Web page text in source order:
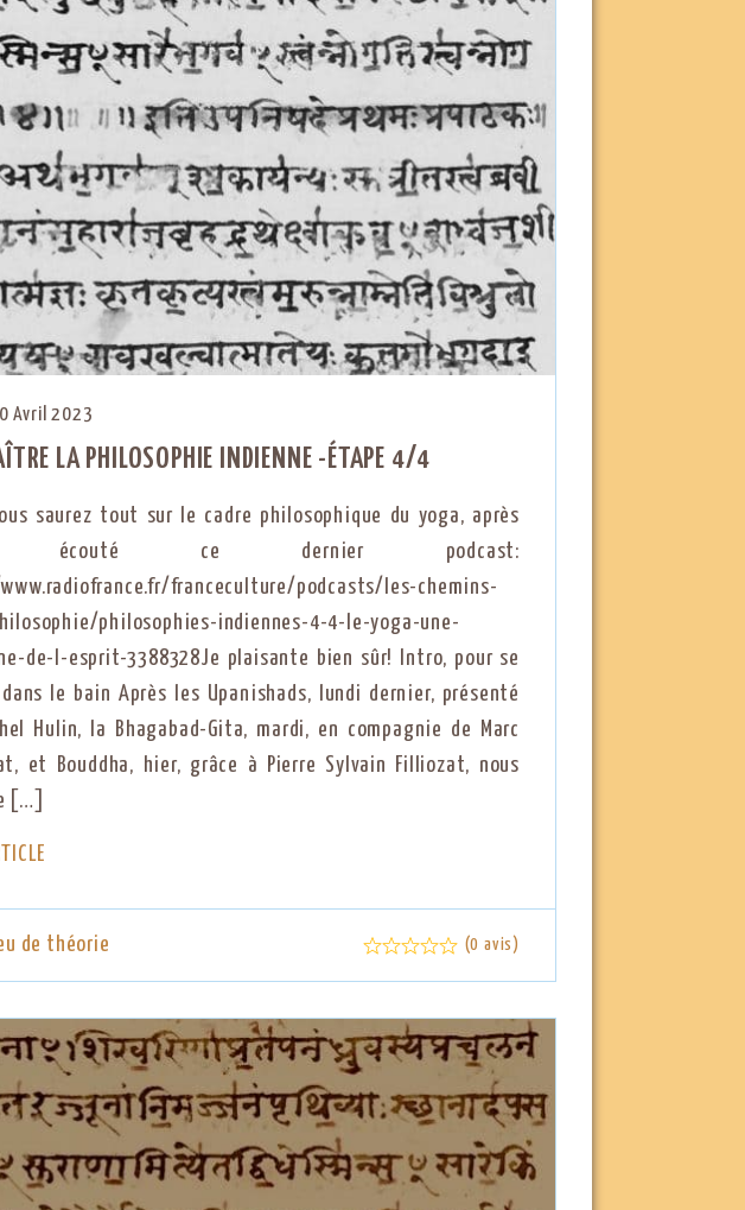
Avril 2023
LA PHILOSOPHIE INDIENNE -ÉTAPE 4/4
saurez tout sur le cadre philosophique du yoga, après
écouté ce dernier podcast:
franceculture/podcasts/les-chemins-
philosophies-indiennes-4-4-le-yoga-une-
de-l-esprit-3388328Je plaisante bien sûr! Intro, pour se
le bain Après les Upanishads, lundi dernier, présenté
Hulin, la Bhagabad-Gita, mardi, en compagnie de Marc
et Bouddha, hier, grâce à Pierre Sylvain Filliozat, nous
[…]
de théorie (0 avis)